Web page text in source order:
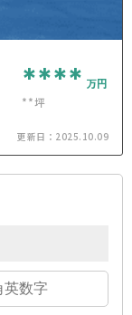
**** 万円
**坪
更新日： 2025.10.09